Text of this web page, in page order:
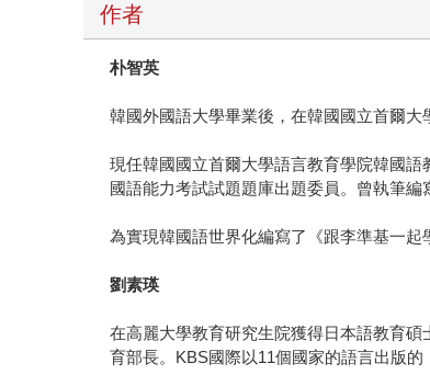
作者
朴智英
韓國外國語大學畢業後，在韓國國立首爾大
現任韓國國立首爾大學語言教育學院韓國
國語能力考試試題題庫出題委員。曾執筆編
為實現韓國語世界化編寫了《跟李準基一起
劉素瑛
在高麗大學教育研究生院獲得日本語教育
育部長。KBS國際以11個國家的語言出版